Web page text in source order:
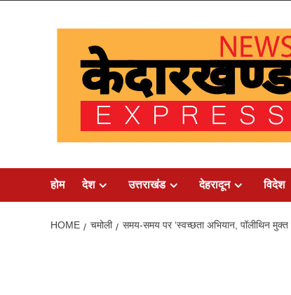
होम देश उत्तराखंड देहरादून विदेश
HOME चमोली समय-समय पर ‘स्वच्छता अभियान, पॉलीथिन मुक्त